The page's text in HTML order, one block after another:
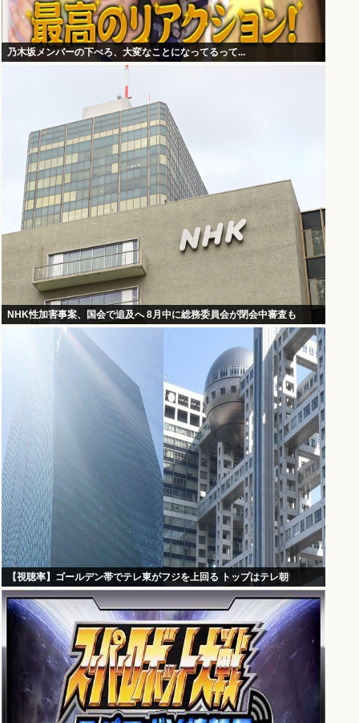
乃木坂メンバーの下ぺろ、大変なことになってるって...
NHK性加害事案、国会で追及へ 8月中に総務委員会が閉会中審査も
【視聴率】ゴールデン帯でテレ東がフジを上回る トップはテレ朝